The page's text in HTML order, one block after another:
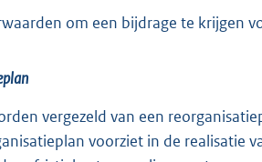
om een bijdrage te krijgen
vergezeld van een
voorziet in de realisatie